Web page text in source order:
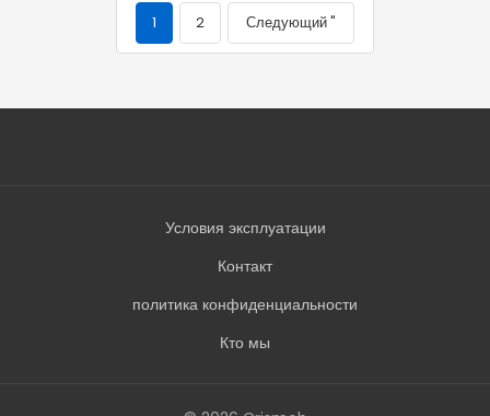
1 2 Следующий "
Условия эксплуатации
Контакт
политика конфиденциальности
Кто мы